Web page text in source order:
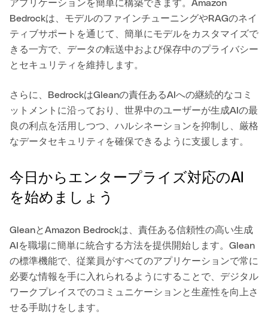
アプリケーションを簡単に構築できます。Amazon
Bedrockは、モデルのファインチューニングやRAGのネイ
ティブサポートを通じて、簡単にモデルをカスタマイズで
きる一方で、データの転送中および保存中のプライバシー
とセキュリティを維持します。
さらに、BedrockはGleanの責任あるAIへの継続的なコミ
ットメントに沿っており、世界中のユーザーが生成AIの最
良の利点を活用しつつ、ハルシネーションを抑制し、厳格
なデータセキュリティを確保できるように支援します。
今日からエンタープライズ対応のAI
を始めましょう
GleanとAmazon Bedrockは、責任ある信頼性の高い生成
AIを職場に簡単に統合する方法を提供開始します。Glean
の標準機能で、従業員がすべてのアプリケーションで常に
必要な情報を手に入れられるようにすることで、デジタル
ワークプレイスでのコミュニケーションと生産性を向上さ
せる手助けをします。